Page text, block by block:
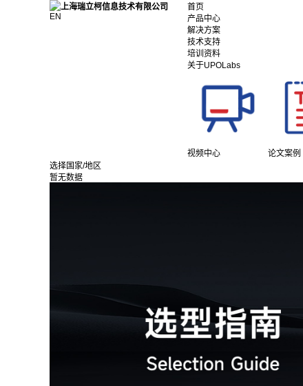
EN
首页
产品中心
解决方案
技术支持
培训资料
关于UPOLabs
视频中心 论文案例
选择国家/地区
暂无数据